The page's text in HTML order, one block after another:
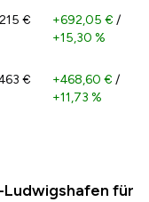
€ +692,05 € /
+15,30 %
€ +468,60 € /
+11,73 %
für